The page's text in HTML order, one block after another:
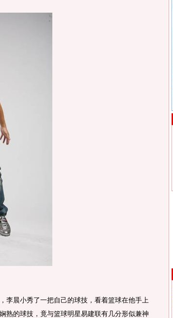
晨小秀了一把自己的球技，看着篮球在他手上
熟的球技，竟与篮球明星易建联有几分形似兼神